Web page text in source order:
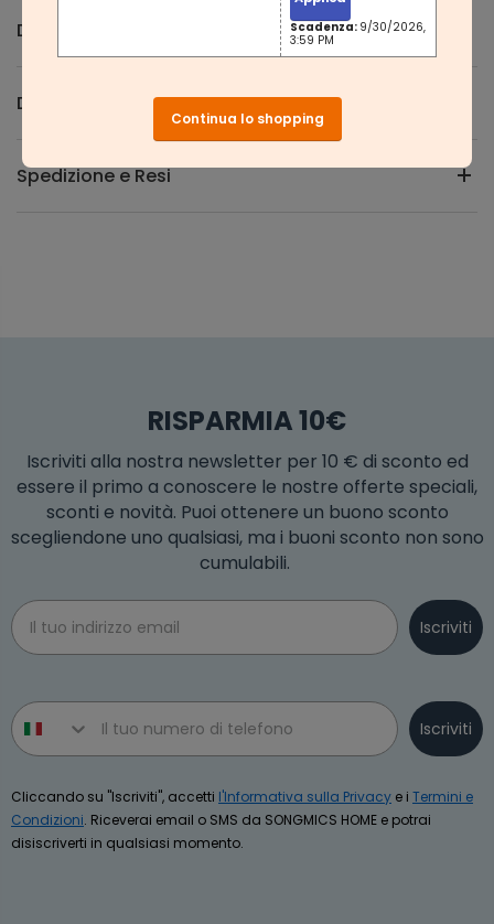
Descrizione
Domande e Risposte
Spedizione e Resi
RISPARMIA 10€
Iscriviti alla nostra newsletter per 10 € di sconto ed
essere il primo a conoscere le nostre offerte speciali,
sconti e novità. Puoi ottenere un buono sconto
scegliendone uno qualsiasi, ma i buoni sconto non sono
cumulabili.
Email
Iscriviti
Phone number
Iscriviti
Cliccando su "Iscriviti", accetti l'Informativa sulla Privacy e i Termini e
Condizioni. Riceverai email o SMS da SONGMICS HOME e potrai
disiscriverti in qualsiasi momento.
Scadenza: 9/30/2026,
3:59 PM
Continua lo shopping